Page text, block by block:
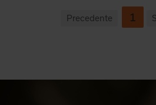
Precedente 1